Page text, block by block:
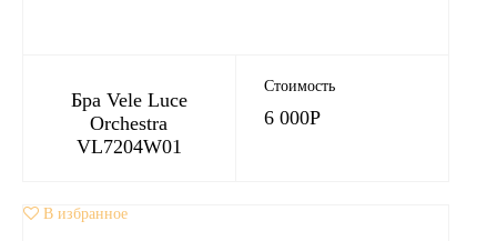
Бра Vele Luce
Orchestra
VL7204W01
Стоимость
6 000Р
В избранное